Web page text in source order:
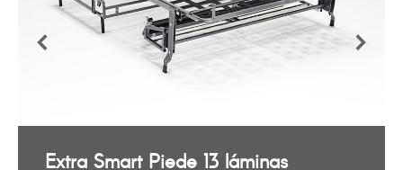
Extra Smart Piede 13 láminas